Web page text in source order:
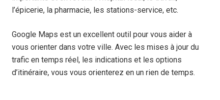
l’épicerie, la pharmacie, les stations-service, etc.
Google Maps est un excellent outil pour vous aider à
vous orienter dans votre ville. Avec les mises à jour du
trafic en temps réel, les indications et les options
d’itinéraire, vous vous orienterez en un rien de temps.